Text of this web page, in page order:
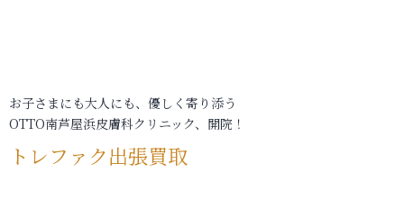
お子さまにも大人にも、優しく寄り添う
OTTO南芦屋浜皮膚科クリニック、開院！
トレファク出張買取